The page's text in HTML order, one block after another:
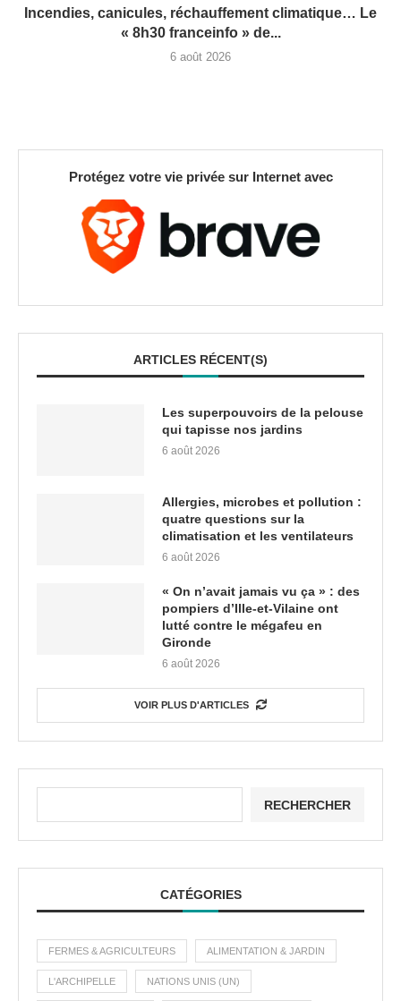
Incendies, canicules, réchauffement climatique… Le
« 8h30 franceinfo » de...
6 août 2026
Protégez votre vie privée sur Internet avec
ARTICLES RÉCENT(S)
Les superpouvoirs de la pelouse
qui tapisse nos jardins
6 août 2026
Allergies, microbes et pollution :
quatre questions sur la
climatisation et les ventilateurs
6 août 2026
« On n’avait jamais vu ça » : des
pompiers d’Ille-et-Vilaine ont
lutté contre le mégafeu en
Gironde
6 août 2026
VOIR PLUS D'ARTICLES
RECHERCHER
CATÉGORIES
FERMES & AGRICULTEURS ALIMENTATION & JARDIN
L'ARCHIPELLE NATIONS UNIS (UN)